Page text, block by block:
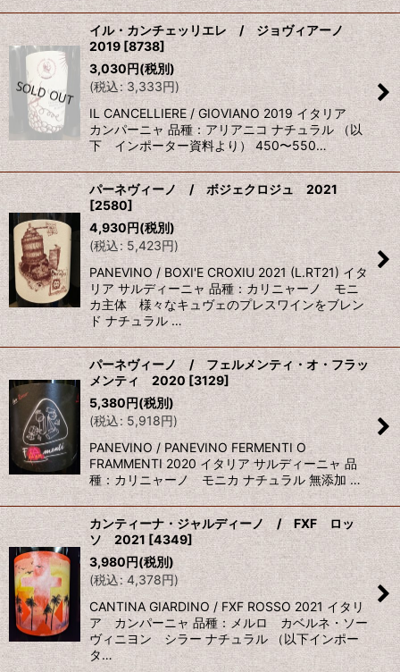
イル・カンチェッリエレ / ジョヴィアーノ
2019 [8738]
3,030円(税別)
(税込: 3,333円)
IL CANCELLIERE / GIOVIANO 2019 イタリア
カンパーニャ 品種：アリアニコ ナチュラル （以
下 インポーター資料より） 450〜550…
パーネヴィーノ / ボジェクロジュ 2021
[2580]
4,930円(税別)
(税込: 5,423円)
PANEVINO / BOXI'E CROXIU 2021 (L.RT21) イタ
リア サルディーニャ 品種：カリニャーノ モニ
カ主体 様々なキュヴェのプレスワインをブレン
ド ナチュラル …
パーネヴィーノ / フェルメンティ・オ・フラッ
メンティ 2020 [3129]
5,380円(税別)
(税込: 5,918円)
PANEVINO / PANEVINO FERMENTI O
FRAMMENTI 2020 イタリア サルディーニャ 品
種：カリニャーノ モニカ ナチュラル 無添加 …
カンティーナ・ジャルディーノ / FXF ロッ
ソ 2021 [4349]
3,980円(税別)
(税込: 4,378円)
CANTINA GIARDINO / FXF ROSSO 2021 イタリ
ア カンパーニャ 品種：メルロ カベルネ・ソー
ヴィニヨン シラー ナチュラル （以下インポー
タ…